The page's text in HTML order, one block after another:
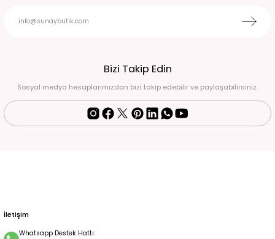
2.100,00 TL
Tükendi
MOR TAŞLI İTHAL HIRKA KAZAK Standart
Tükendi
LACİVERT YÜN UZUN HIRKA Standart
Bizi Takip Edin
Sosyal medya hesaplarımızdan bizi takip edebilir ve paylaşabilirsiniz.
İletişim
Whatsapp Destek Hattı: